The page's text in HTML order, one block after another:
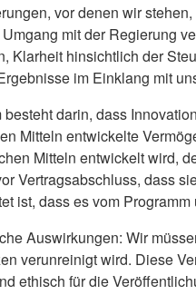
vor denen wir
mit der Regierung
Klarheit hinsichtlich der
im Einklang mit
darin, dass
Mitteln entwickelte
Mitteln entwickelt wird,
Vertragsabschluss, dass
ist, dass es vom
Auswirkungen: Wir
verunreinigt wird. Diese
ethisch für die